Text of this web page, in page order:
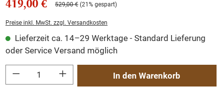
419,00 € 529,00 € (21% gespart)
Preise inkl. MwSt. zzgl. Versandkosten
Lieferzeit ca. 14–29 Werktage - Standard Lieferung
oder Service Versand möglich
Produkt Anzahl: Gib den gewünschten Wert ein oder benutze die Schaltflächen
In den Warenkorb